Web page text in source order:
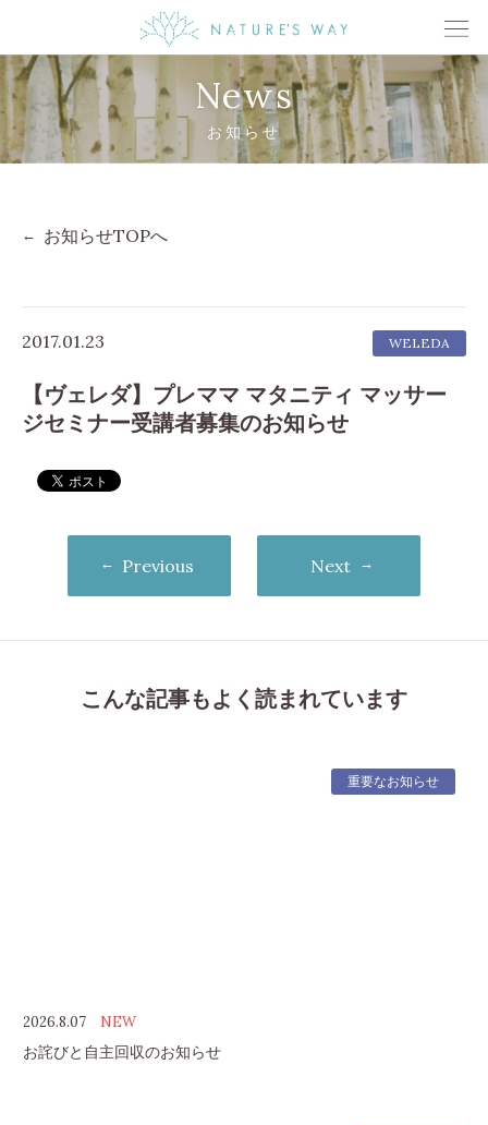
News
お知らせ
お知らせTOPへ
2017.01.23 WELEDA
【ヴェレダ】プレママ マタニティ マッサー
ジセミナー受講者募集のお知らせ
Previous Next
こんな記事もよく読まれています
重要なお知らせ
2026.8.07 NEW
お詫びと自主回収のお知らせ